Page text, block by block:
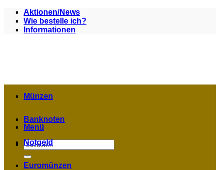
Zum
Inhalt
springen
Aktionen/News
Wie bestelle ich?
Informationen
Menü
Suchen
nach:
Münzen
Banknoten
Notgeld
Euromünzen